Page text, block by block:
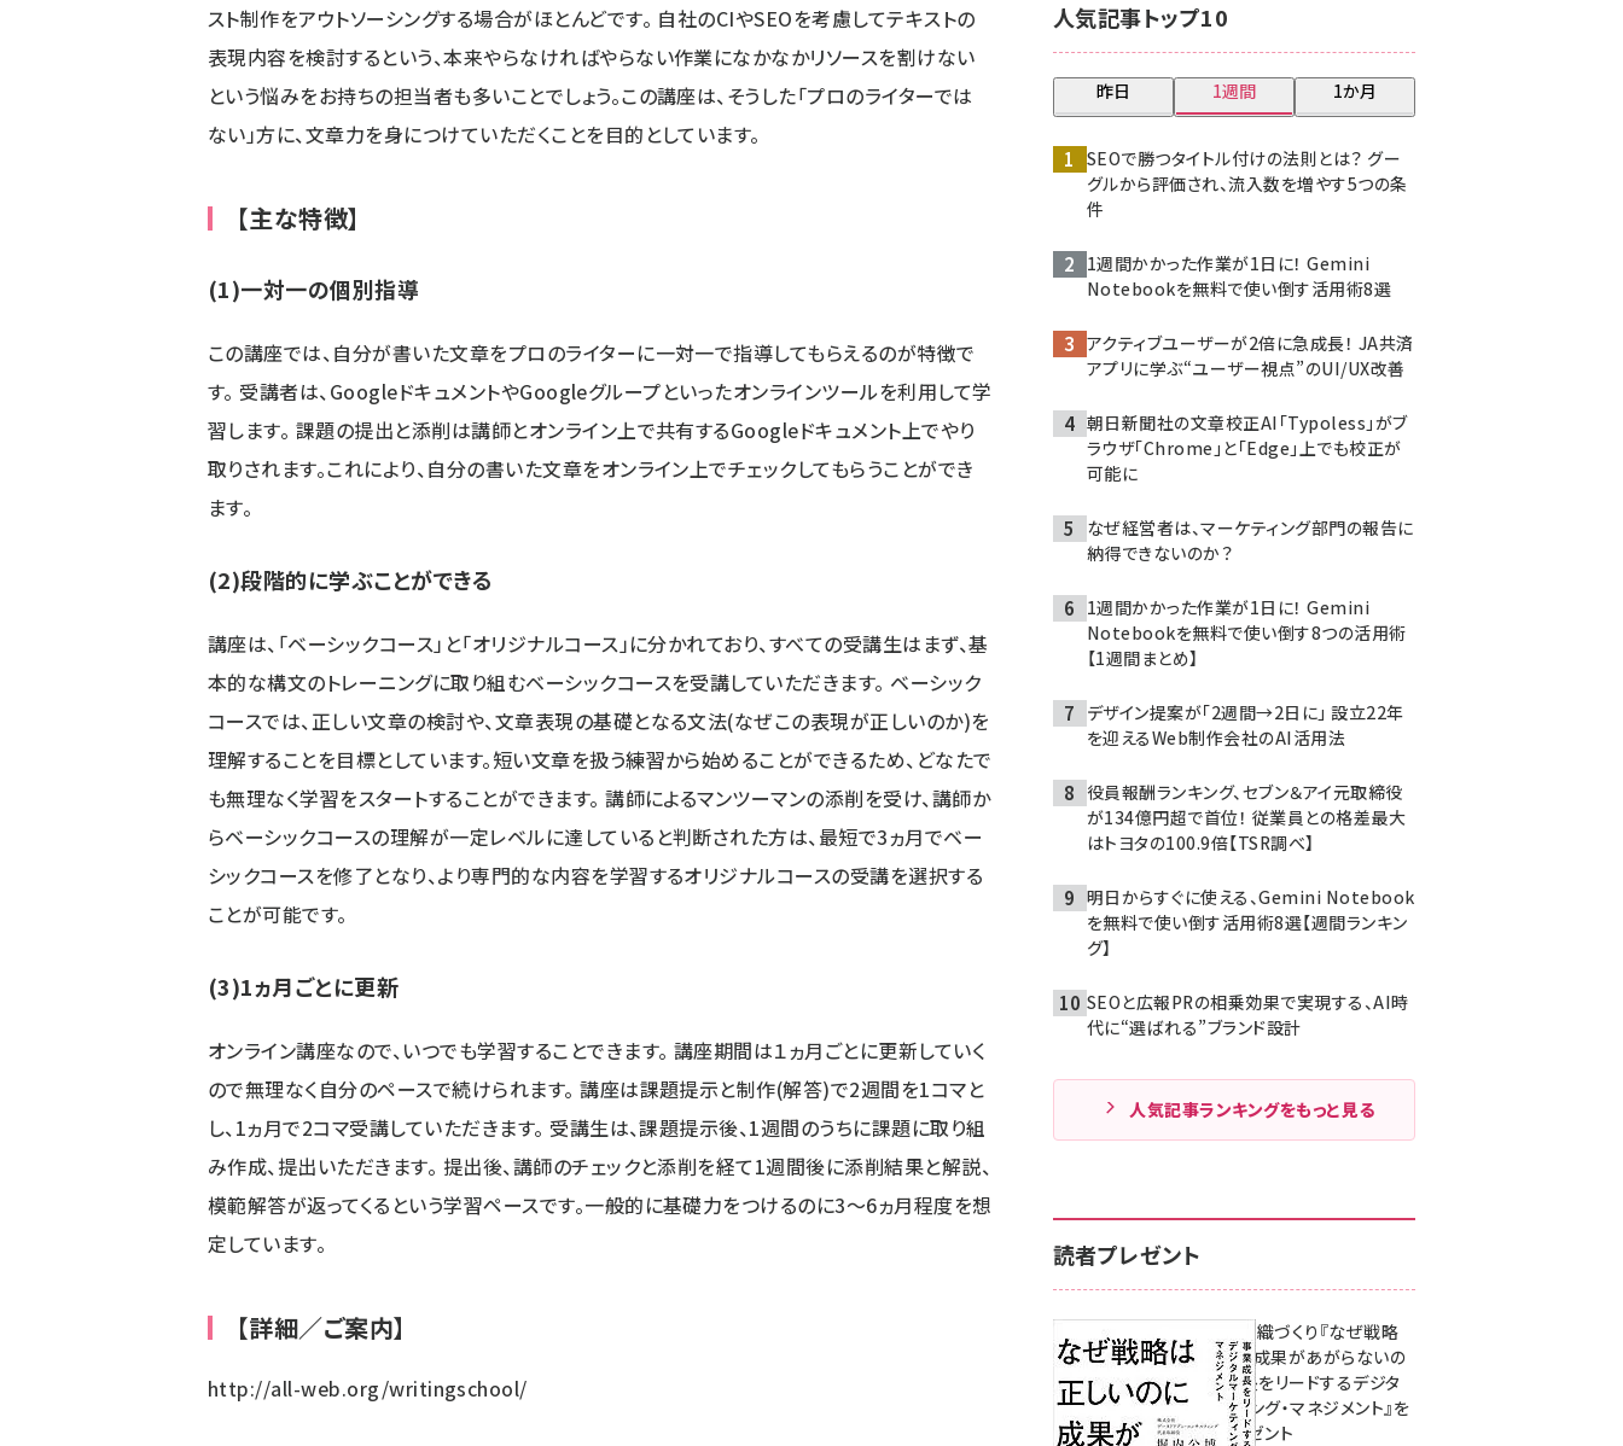
スト制作をアウトソーシングする場合がほとんどです。 自社のCIやSEOを考慮してテキストの
表現内容を検討するという、本来やらなければやらない作業になかなかリソースを割けない
という悩みをお持ちの担当者も多いことでしょう。この講座は、そうした「プロのライターでは
ない」方に、文章力を身につけていただくことを目的としています。
【主な特徴】
(1)一対一の個別指導
この講座では、自分が書いた文章をプロのライターに一対一で指導してもらえるのが特徴で
す。 受講者は、GoogleドキュメントやGoogleグループといったオンラインツールを利用して学
習します。 課題の提出と添削は講師とオンライン上で共有するGoogleドキュメント上でやり
取りされます。これにより、自分の書いた文章をオンライン上でチェックしてもらうことができ
ます。
(2)段階的に学ぶことができる
講座は、「ベーシックコース」と「オリジナルコース」に分かれており、すべての受講生はまず、基
本的な構文のトレーニングに取り組むベーシックコースを受講していただきます。 ベーシック
コースでは、正しい文章の検討や、文章表現の基礎となる文法(なぜこの表現が正しいのか)を
理解することを目標としています。短い文章を扱う練習から始めることができるため、どなたで
も無理なく学習をスタートすることができます。 講師によるマンツーマンの添削を受け、講師か
らベーシックコースの理解が一定レベルに達していると判断された方は、最短で3ヵ月でベー
シックコースを修了となり、より専門的な内容を学習するオリジナルコースの受講を選択する
ことが可能です。
(3)1ヵ月ごとに更新
オンライン講座なので、いつでも学習することできます。 講座期間は１ヵ月ごとに更新していく
ので無理なく自分のペースで続けられます。 講座は課題提示と制作(解答)で2週間を1コマと
し、1ヵ月で2コマ受講していただきます。 受講生は、課題提示後、1週間のうちに課題に取り組
み作成、提出いただきます。 提出後、講師のチェックと添削を経て1週間後に添削結果と解説、
模範解答が返ってくるという学習ペースです。一般的に基礎力をつけるのに3〜6ヵ月程度を想
定しています。
【詳細／ご案内】
http://all-web.org/writingschool/
人気記事トップ10
昨日 1週間 1か月
SEOで勝つタイトル付けの法則とは？ グー
グルから評価され、流入数を増やす5つの条
件
1週間かかった作業が1日に！ Gemini
Notebookを無料で使い倒す活用術8選
アクティブユーザーが2倍に急成長！ JA共済
アプリに学ぶ“ユーザー視点”のUI/UX改善
朝日新聞社の文章校正AI「Typoless」がブ
ラウザ「Chrome」と「Edge」上でも校正が
可能に
なぜ経営者は、マーケティング部門の報告に
納得できないのか？
1週間かかった作業が1日に！ Gemini
Notebookを無料で使い倒す8つの活用術
【1週間まとめ】
デザイン提案が「2週間→2日に」 設立22年
を迎えるWeb制作会社のAI活用法
役員報酬ランキング、セブン＆アイ元取締役
が134億円超で首位！ 従業員との格差最大
はトヨタの100.9倍【TSR調べ】
明日からすぐに使える、Gemini Notebook
を無料で使い倒す活用術8選【週間ランキン
グ】
SEOと広報PRの相乗効果で実現する、AI時
代に“選ばれる”ブランド設計
人気記事ランキングをもっと見る
読者プレゼント
成果を生む組織づくり『なぜ戦略
は正しいのに成果があがらないの
か？ 事業成長をリードするデジタ
ルマーケティング・マネジメント』を
3名様にプレゼント